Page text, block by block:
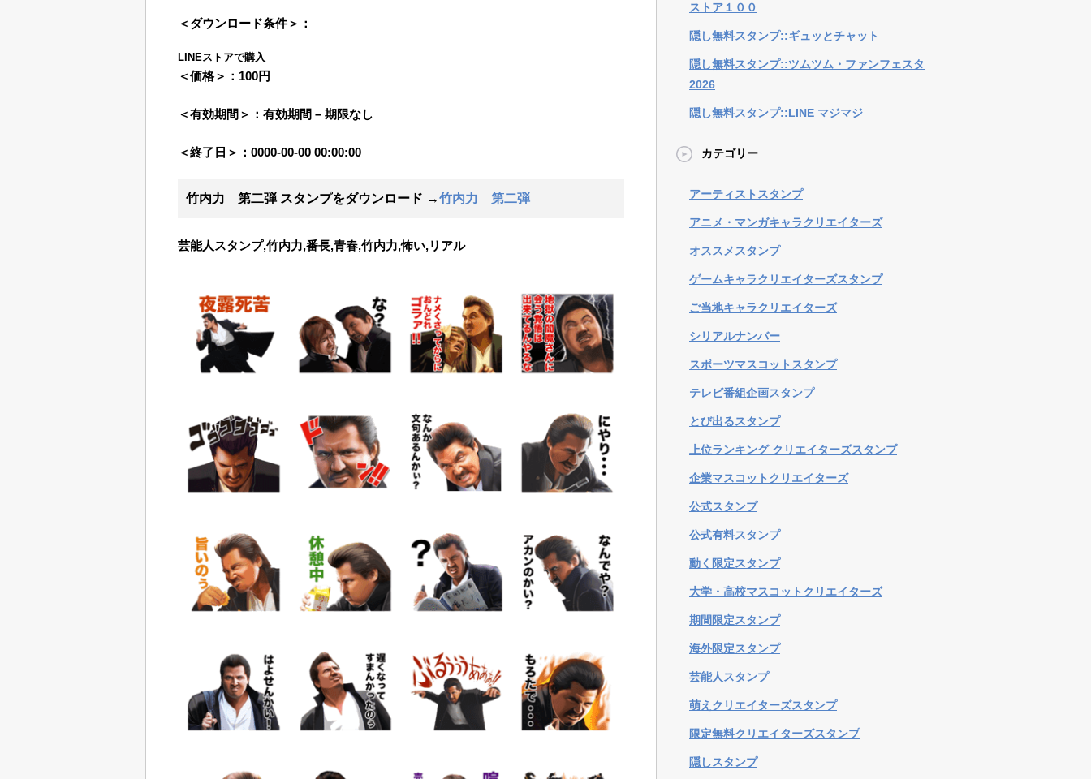
＜ダウンロード条件＞：
LINEストアで購入
＜価格＞： 100円
＜有効期間＞： 有効期間 – 期限なし
＜終了日＞： 0000-00-00 00:00:00
竹内力 第二弾 スタンプをダウンロード →竹内力 第二弾
芸能人スタンプ,竹内力,番長,青春,竹内力,怖い,リアル
ストア１００
隠し無料スタンプ::ギュッとチャット
隠し無料スタンプ::ツムツム・ファンフェスタ
2026
隠し無料スタンプ::LINE マジマジ
カテゴリー
アーティストスタンプ
アニメ・マンガキャラクリエイターズ
オススメスタンプ
ゲームキャラクリエイターズスタンプ
ご当地キャラクリエイターズ
シリアルナンバー
スポーツマスコットスタンプ
テレビ番組企画スタンプ
とび出るスタンプ
上位ランキング クリエイターズスタンプ
企業マスコットクリエイターズ
公式スタンプ
公式有料スタンプ
動く限定スタンプ
大学・高校マスコットクリエイターズ
期間限定スタンプ
海外限定スタンプ
芸能人スタンプ
萌えクリエイターズスタンプ
限定無料クリエイターズスタンプ
隠しスタンプ